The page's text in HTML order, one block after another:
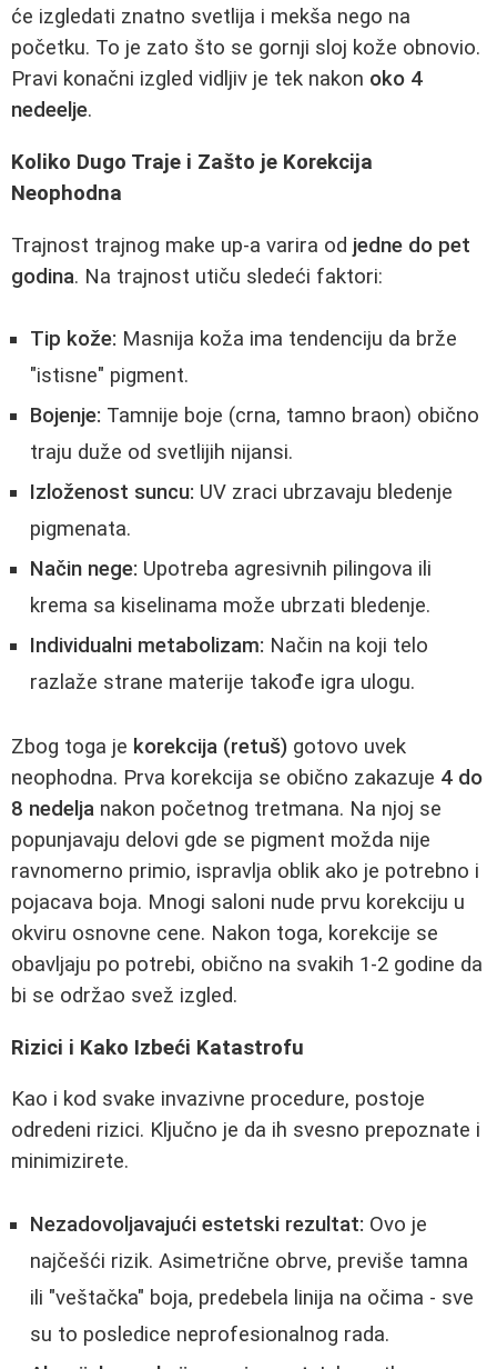
će izgledati znatno svetlija i mekša nego na
početku. To je zato što se gornji sloj kože obnovio.
Pravi konačni izgled vidljiv je tek nakon oko 4
nedeelje.
Koliko Dugo Traje i Zašto je Korekcija
Neophodna
Trajnost trajnog make up-a varira od jedne do pet
godina. Na trajnost utiču sledeći faktori:
Tip kože: Masnija koža ima tendenciju da brže
"istisne" pigment.
Bojenje: Tamnije boje (crna, tamno braon) obično
traju duže od svetlijih nijansi.
Izloženost suncu: UV zraci ubrzavaju bledenje
pigmenata.
Način nege: Upotreba agresivnih pilingova ili
krema sa kiselinama može ubrzati bledenje.
Individualni metabolizam: Način na koji telo
razlaže strane materije takođe igra ulogu.
Zbog toga je korekcija (retuš) gotovo uvek
neophodna. Prva korekcija se obično zakazuje 4 do
8 nedelja nakon početnog tretmana. Na njoj se
popunjavaju delovi gde se pigment možda nije
ravnomerno primio, ispravlja oblik ako je potrebno i
pojacava boja. Mnogi saloni nude prvu korekciju u
okviru osnovne cene. Nakon toga, korekcije se
obavljaju po potrebi, obično na svakih 1-2 godine da
bi se održao svež izgled.
Rizici i Kako Izbeći Katastrofu
Kao i kod svake invazivne procedure, postoje
odredeni rizici. Ključno je da ih svesno prepoznate i
minimizirete.
Nezadovoljavajući estetski rezultat: Ovo je
najčešći rizik. Asimetrične obrve, previše tamna
ili "veštačka" boja, predebela linija na očima - sve
su to posledice neprofesionalnog rada.